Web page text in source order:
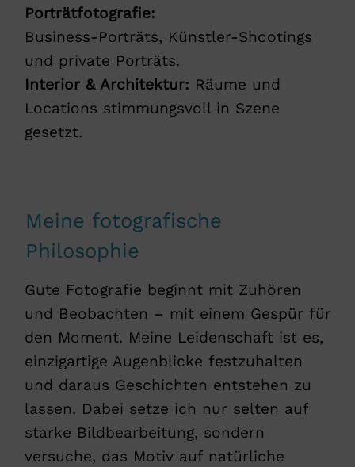
Porträtfotografie:
Business-Porträts, Künstler-Shootings
und private Porträts.
Interior & Architektur: Räume und
Locations stimmungsvoll in Szene
gesetzt.
Meine fotografische
Philosophie
Gute Fotografie beginnt mit Zuhören
und Beobachten – mit einem Gespür für
den Moment. Meine Leidenschaft ist es,
einzigartige Augenblicke festzuhalten
und daraus Geschichten entstehen zu
lassen. Dabei setze ich nur selten auf
starke Bildbearbeitung, sondern
versuche, das Motiv auf natürliche